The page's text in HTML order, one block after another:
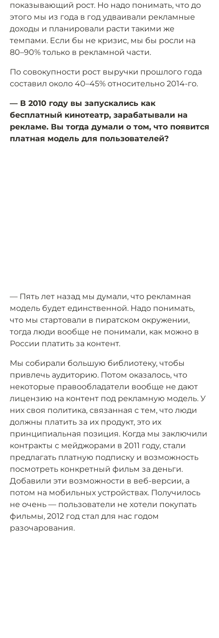
показывающий рост. Но надо понимать, что до
этого мы из года в год удваивали рекламные
доходы и планировали расти такими же
темпами. Если бы не кризис, мы бы росли на
80–90% только в рекламной части.
По совокупности рост выручки прошлого года
составил около 40–45% относительно 2014-го.
— В 2010 году вы запускались как
бесплатный кинотеатр, зарабатывали на
рекламе. Вы тогда думали о том, что появится
платная модель для пользователей?
— Пять лет назад мы думали, что рекламная
модель будет единственной. Надо понимать,
что мы стартовали в пиратском окружении,
тогда люди вообще не понимали, как можно в
России платить за контент.
Мы собирали большую библиотеку, чтобы
привлечь аудиторию. Потом оказалось, что
некоторые правообладатели вообще не дают
лицензию на контент под рекламную модель. У
них своя политика, связанная с тем, что люди
должны платить за их продукт, это их
принципиальная позиция. Когда мы заключили
контракты с мейджорами в 2011 году, стали
предлагать платную подписку и возможность
посмотреть конкретный фильм за деньги.
Добавили эти возможности в веб-версии, а
потом на мобильных устройствах. Получилось
не очень — пользователи не хотели покупать
фильмы, 2012 год стал для нас годом
разочарования.